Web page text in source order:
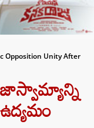
Opposition Unity After